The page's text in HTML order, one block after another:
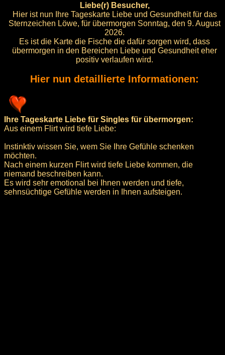
Liebe(r) Besucher,
Hier ist nun Ihre Tageskarte Liebe und Gesundheit für das
Sternzeichen Löwe, für übermorgen Sonntag, den 9. August
2026.
Es ist die Karte die Fische die dafür sorgen wird, dass
übermorgen in den Bereichen Liebe und Gesundheit eher
positiv verlaufen wird.
Hier nun detaillierte Informationen:
Ihre Tageskarte Liebe für Singles für übermorgen:
Aus einem Flirt wird tiefe Liebe:
Instinktiv wissen Sie, wem Sie Ihre Gefühle schenken
möchten.
Nach einem kurzen Flirt wird tiefe Liebe kommen, die
niemand beschreiben kann.
Es wird sehr emotional bei Ihnen werden und tiefe,
sehnsüchtige Gefühle werden in Ihnen aufsteigen.